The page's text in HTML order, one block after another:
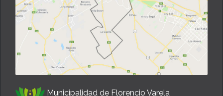
Municipalidad de Florencio Varela